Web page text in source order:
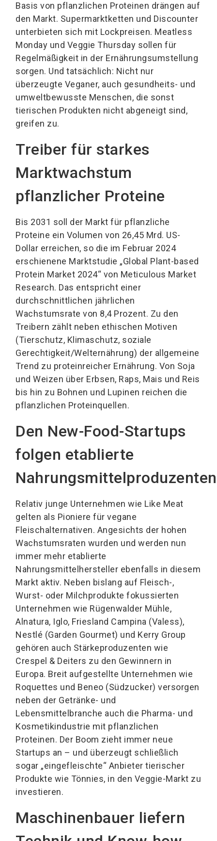
Basis von pflanzlichen Proteinen drängen auf
den Markt. Supermarktketten und Discounter
unterbieten sich mit Lockpreisen. Meatless
Monday und Veggie Thursday sollen für
Regelmäßigkeit in der Ernährungsumstellung
sorgen. Und tatsächlich: Nicht nur
überzeugte Veganer, auch gesundheits- und
umweltbewusste Menschen, die sonst
tierischen Produkten nicht abgeneigt sind,
greifen zu.
Treiber für starkes
Marktwachstum
pflanzlicher Proteine
Bis 2031 soll der Markt für pflanzliche
Proteine ein Volumen von 26,45 Mrd. US-
Dollar erreichen, so die im Februar 2024
erschienene Marktstudie „Global Plant-based
Protein Market 2024“ von Meticulous Market
Research. Das entspricht einer
durchschnittlichen jährlichen
Wachstumsrate von 8,4 Prozent. Zu den
Treibern zählt neben ethischen Motiven
(Tierschutz, Klimaschutz, soziale
Gerechtigkeit/Welternährung) der allgemeine
Trend zu proteinreicher Ernährung. Von Soja
und Weizen über Erbsen, Raps, Mais und Reis
bis hin zu Bohnen und Lupinen reichen die
pflanzlichen Proteinquellen.
Den New-Food-Startups
folgen etablierte
Nahrungsmittelproduzenten
Relativ junge Unternehmen wie Like Meat
gelten als Pioniere für vegane
Fleischalternativen. Angesichts der hohen
Wachstumsraten wurden und werden nun
immer mehr etablierte
Nahrungsmittelhersteller ebenfalls in diesem
Markt aktiv. Neben bislang auf Fleisch-,
Wurst- oder Milchprodukte fokussierten
Unternehmen wie Rügenwalder Mühle,
Alnatura, Iglo, Friesland Campina (Valess),
Nestlé (Garden Gourmet) und Kerry Group
gehören auch Stärkeproduzenten wie
Crespel & Deiters zu den Gewinnern in
Europa. Breit aufgestellte Unternehmen wie
Roquettes und Beneo (Südzucker) versorgen
neben der Getränke- und
Lebensmittelbranche auch die Pharma- und
Kosmetikindustrie mit pflanzlichen
Proteinen. Der Boom zieht immer neue
Startups an – und überzeugt schließlich
sogar „eingefleischte“ Anbieter tierischer
Produkte wie Tönnies, in den Veggie-Markt zu
investieren.
Maschinenbauer liefern